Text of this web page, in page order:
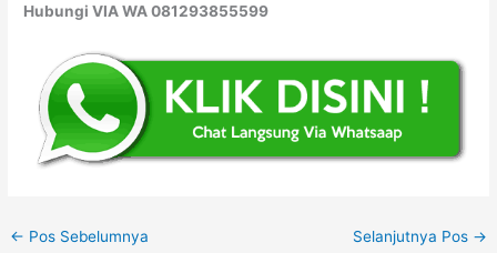
Hubungi VIA WA 081293855599
← Pos Sebelumnya Selanjutnya Pos →